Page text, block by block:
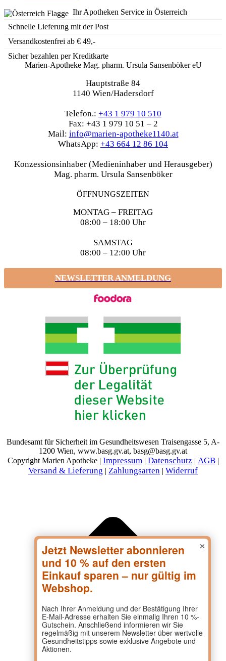
Ihr Apotheken Service in Österreich
Schnelle Lieferung mit der Post
Versandkostenfrei ab € 49,-
Sicher bezahlen per Kreditkarte
Marien-Apotheke Mag. pharm. Ursula Sansenböker eU
Hauptstraße 84
1140 Wien/Hadersdorf
Telefon.: +43 1 979 10 510
Fax: +43 1 979 10 51 – 2
Mail: info@marien-apotheke1140.at
WhatsApp: +43 664 12 86 104
Konzessionsinhaber (Medieninhaber und Herausgeber)
Mag. pharm. Ursula Sansenböker
ÖFFNUNGSZEITEN
MONTAG – FREITAG
08:00 – 18:00 Uhr
SAMSTAG
08:00 – 12:00 Uhr
NEWSLETTER ANMELDUNG
Bundesamt für Sicherheit im Gesundheitswesen Traisengasse 5, A-
1200 Wien, www.basg.gv.at, basg@basg.gv.at
Copyright Marien Apotheke | Impressum| Datenschutz | AGB|
Versand & Lieferung | Zahlungsarten | Widerruf
×